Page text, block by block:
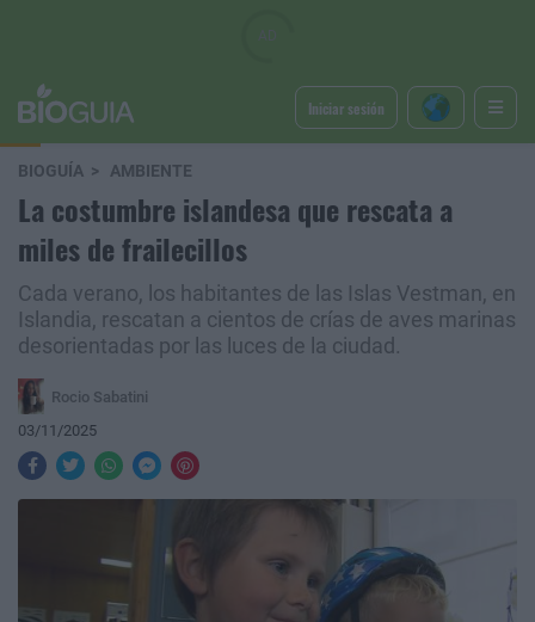
Iniciar sesión
BIOGUÍA AMBIENTE
La costumbre islandesa que rescata a
miles de frailecillos
Cada verano, los habitantes de las Islas Vestman, en
Islandia, rescatan a cientos de crías de aves marinas
desorientadas por las luces de la ciudad.
Rocio Sabatini
03/11/2025